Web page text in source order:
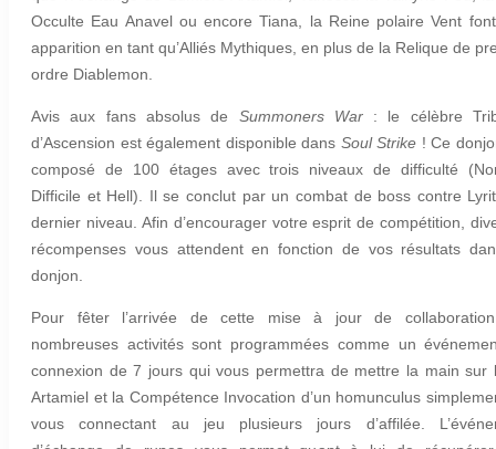
Occulte Eau Anavel ou encore Tiana, la Reine polaire Vent
apparition en tant qu’Alliés Mythiques, en plus de la Relique de
ordre Diablemon.
Avis aux fans absolus de Summoners War : le célèbre
d’Ascension est également disponible dans Soul Strike ! Ce
composé de 100 étages avec trois niveaux de difficulté
Difficile et Hell). Il se conclut par un combat de boss contre
dernier niveau. Afin d’encourager votre esprit de compétition,
récompenses vous attendent en fonction de vos résultats
donjon.
Pour fêter l’arrivée de cette mise à jour de
nombreuses activités sont programmées comme un
connexion de 7 jours qui vous permettra de mettre la main sur
Artamiel et la Compétence Invocation d’un homunculus
vous connectant au jeu plusieurs jours d’affilée.